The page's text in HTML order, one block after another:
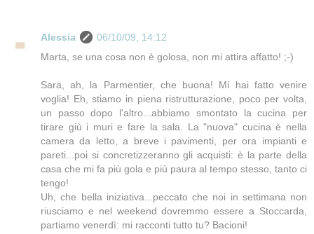
Alessia
06/10/09, 14:12
Marta, se una cosa non è golosa, non mi attira affatto! ;-)
Sara, ah, la Parmentier, che buona! Mi hai fatto venire
voglia! Eh, stiamo in piena ristrutturazione, poco per volta,
un passo dopo l'altro...abbiamo smontato la cucina per
tirare giù i muri e fare la sala. La "nuova" cucina è nella
camera da letto, a breve i pavimenti, per ora impianti e
pareti...poi si concretizzeranno gli acquisti: è la parte della
casa che mi fa più gola e più paura al tempo stesso, tanto ci
tengo!
Uh, che bella iniziativa...peccato che noi in settimana non
riusciamo e nel weekend dovremmo essere a Stoccarda,
partiamo venerdì: mi racconti tutto tu? Bacioni!